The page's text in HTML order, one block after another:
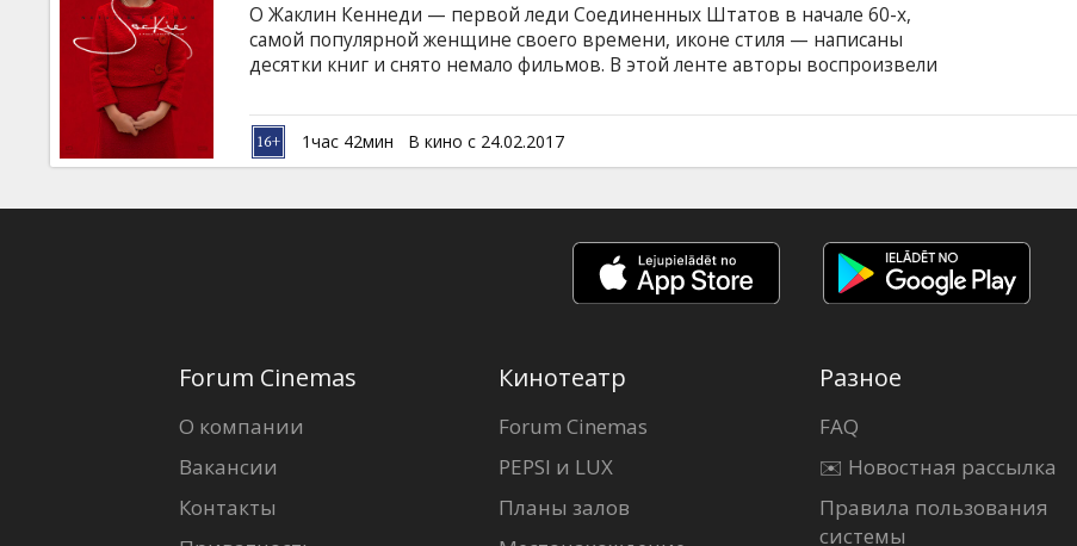
О Жаклин Кеннеди — первой леди Соединенных Штатов в начале 60-х,
самой популярной женщине своего времени, иконе стиля — написаны
десятки книг и снято немало фильмов. В этой ленте авторы воспроизвели
президента Кеннеди в Далласе — и последовавшие за ним несколько дней,
показав эти события глазами самой Жаклин. Весь мир восхищался ее
стойкостью, достоинством и самообладанием.Но что на самом деле
латышском и русском языках.
1час 42мин В кино с 24.02.2017
Forum Cinemas
О компании
Вакансии
Контакты
Кинотеатр
Forum Cinemas
PEPSI и LUX
Планы залов
Разное
FAQ
✉️ Новостная рассылка
Правила пользования
системы